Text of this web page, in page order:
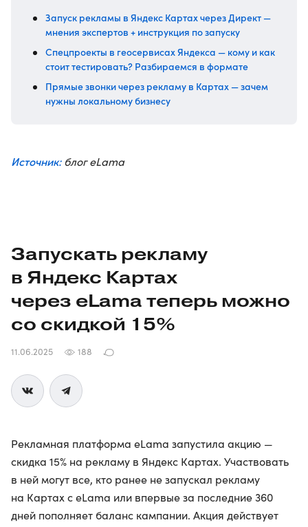
Запуск рекламы в Яндекс Картах через Директ —
мнения экспертов + инструкция по запуску
Спецпроекты в геосервисах Яндекса — кому и как
стоит тестировать? Разбираемся в формате
Прямые звонки через рекламу в Картах — зачем
нужны локальному бизнесу
Источник:блог eLama
Запускать рекламу
в Яндекс Картах
через eLama теперь можно
со скидкой 15%
11.06.2025 188
Рекламная платформа eLama запустила акцию —
скидка 15% на рекламу в Яндекс Картах. Участвовать
в ней могут все, кто ранее не запускал рекламу
на Картах с eLama или впервые за последние 360
дней пополняет баланс кампании. Акция действует